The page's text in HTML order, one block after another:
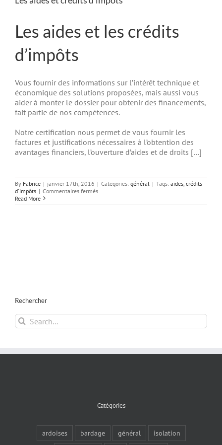
Les aides et les crédits
d’impôts
Vous fournir des informations sur l’intérêt technique et
économique des solutions proposées, mais aussi vous
aider à monter le dossier pour obtenir des financements,
fait partie de nos compétences.
Notre certification nous permet de vous fournir les
factures et justifications nécessaires à l’obtention des
avantages financiers, l’ouverture d’aides et de droits […]
By Fabrice | janvier 17th, 2016 | Categories: général | Tags: aides crédits
d'impôts | Commentaires ferméssur
aides
Read More
Rechercher
Search
for:
Catégories
ardoises bardage général isolation